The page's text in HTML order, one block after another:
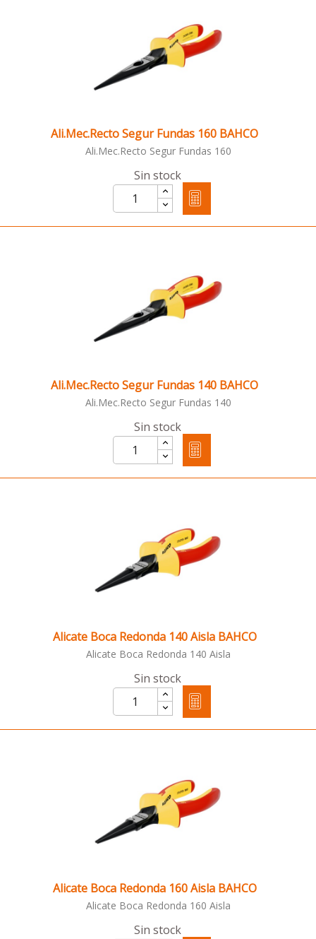
Ali.Mec.Recto Segur Fundas 160 BAHCO
Ali.Mec.Recto Segur Fundas 160
Sin stock
Ali.Mec.Recto Segur Fundas 140 BAHCO
Ali.Mec.Recto Segur Fundas 140
Sin stock
Alicate Boca Redonda 140 Aisla BAHCO
Alicate Boca Redonda 140 Aisla
Sin stock
Alicate Boca Redonda 160 Aisla BAHCO
Alicate Boca Redonda 160 Aisla
Sin stock